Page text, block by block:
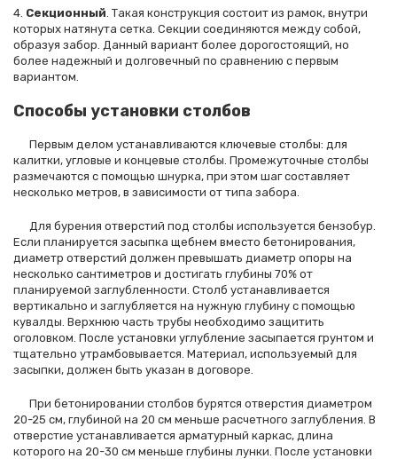
4. Секционный . Такая конструкция состоит из рамок, внутри
которых натянута сетка. Секции соединяются между собой,
образуя забор. Данный вариант более дорогостоящий, но
более надежный и долговечный по сравнению с первым
вариантом.
Способы установки столбов
Первым делом устанавливаются ключевые столбы: для
калитки, угловые и концевые столбы. Промежуточные столбы
размечаются с помощью шнурка, при этом шаг составляет
несколько метров, в зависимости от типа забора.
Для бурения отверстий под столбы используется бензобур.
Если планируется засыпка щебнем вместо бетонирования,
диаметр отверстий должен превышать диаметр опоры на
несколько сантиметров и достигать глубины 70% от
планируемой заглубленности. Столб устанавливается
вертикально и заглубляется на нужную глубину с помощью
кувалды. Верхнюю часть трубы необходимо защитить
оголовком. После установки углубление засыпается грунтом и
тщательно утрамбовывается. Материал, используемый для
засыпки, должен быть указан в договоре.
При бетонировании столбов бурятся отверстия диаметром
20-25 см, глубиной на 20 см меньше расчетного заглубления. В
отверстие устанавливается арматурный каркас, длина
которого на 20-30 см меньше глубины лунки. После установки